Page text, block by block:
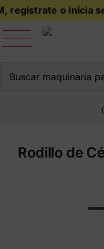
Saltar
al
contenido
o inicia
Rodillo de